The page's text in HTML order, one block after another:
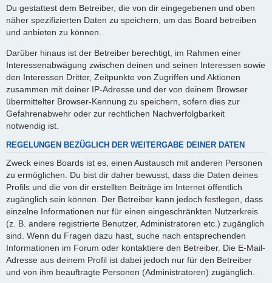
Du gestattest dem Betreiber, die von dir eingegebenen und oben
näher spezifizierten Daten zu speichern, um das Board betreiben
und anbieten zu können.
Darüber hinaus ist der Betreiber berechtigt, im Rahmen einer
Interessenabwägung zwischen deinen und seinen Interessen sowie
den Interessen Dritter, Zeitpunkte von Zugriffen und Aktionen
zusammen mit deiner IP-Adresse und der von deinem Browser
übermittelter Browser-Kennung zu speichern, sofern dies zur
Gefahrenabwehr oder zur rechtlichen Nachverfolgbarkeit
notwendig ist.
REGELUNGEN BEZÜGLICH DER WEITERGABE DEINER DATEN
Zweck eines Boards ist es, einen Austausch mit anderen Personen
zu ermöglichen. Du bist dir daher bewusst, dass die Daten deines
Profils und die von dir erstellten Beiträge im Internet öffentlich
zugänglich sein können. Der Betreiber kann jedoch festlegen, dass
einzelne Informationen nur für einen eingeschränkten Nutzerkreis
(z. B. andere registrierte Benutzer, Administratoren etc.) zugänglich
sind. Wenn du Fragen dazu hast, suche nach entsprechenden
Informationen im Forum oder kontaktiere den Betreiber. Die E-Mail-
Adresse aus deinem Profil ist dabei jedoch nur für den Betreiber
und von ihm beauftragte Personen (Administratoren) zugänglich.